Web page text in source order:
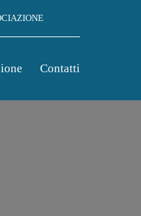
Contatti